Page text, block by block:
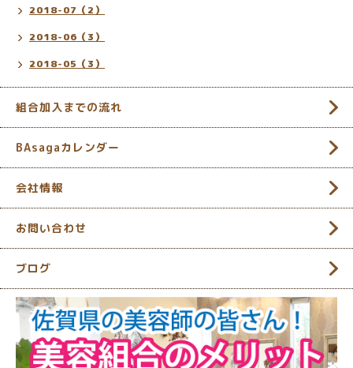
2018-07（2）
2018-06（3）
2018-05（3）
組合加入までの流れ
BAsagaカレンダー
会社情報
お問い合わせ
ブログ